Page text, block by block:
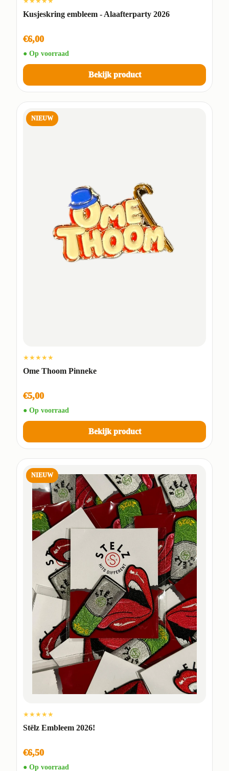
Kusjeskring embleem - Alaafterparty 2026
€6,00
● Op voorraad
Bekijk product
NIEUW
★★★★★
Ome Thoom Pinneke
€5,00
● Op voorraad
Bekijk product
NIEUW
★★★★★
Stëlz Embleem 2026!
€6,50
● Op voorraad